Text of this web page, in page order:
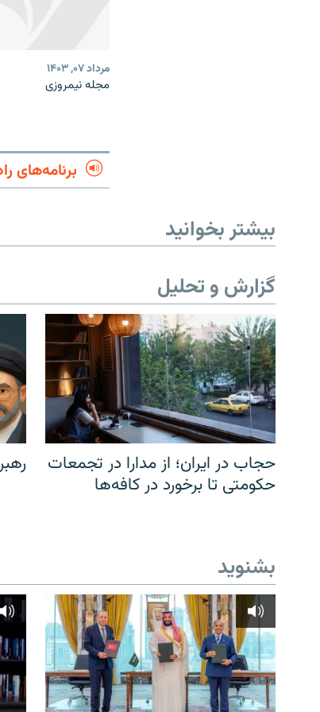
مرداد ۰۷, ۱۴۰۳
مجله نیمروزی
برنامه‌های
بیشتر بخوانید
گزارش و تحلیل
حجاب در ایران؛ از مدارا در تجمعات
حکومتی تا برخورد در کافه‌ها
بشنوید